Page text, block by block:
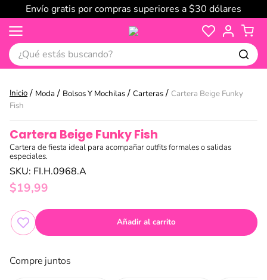
Envío gratis por compras superiores a $30 dólares
¿Qué estás buscando?
Moda Bolsos Y Mochilas Carteras
Cartera Beige Funky
Fish
Cartera Beige Funky Fish
Cartera de fiesta ideal para acompañar outfits formales o salidas
especiales.
SKU: FI.H.0968.A
$19,99
Añadir al carrito
Compre juntos